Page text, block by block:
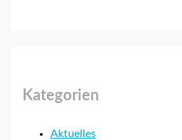
Kategorien
Aktuelles